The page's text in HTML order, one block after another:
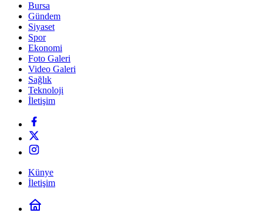
Bursa
Gündem
Siyaset
Spor
Ekonomi
Foto Galeri
Video Galeri
Sağlık
Teknoloji
İletişim
Künye
İletişim